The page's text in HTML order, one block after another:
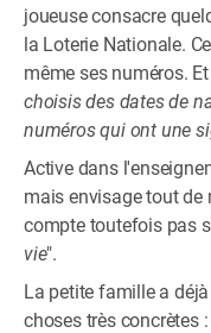
joueuse consacre
la Loterie Nationale.
même ses numéros.
choisis des dates de
numéros qui ont une
Active dans
mais envisage tout de
compte toutefois pas
vie".
La petite famille a
choses très concrètes :